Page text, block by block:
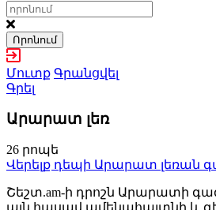
Որոնում
Մուտք Գրանցվել
Գրել
Արարատ լեռ
26 րոպե
Վերելք դեպի Արարատ լեռան
Շեշտ.am-ի դրոշն Արարատի